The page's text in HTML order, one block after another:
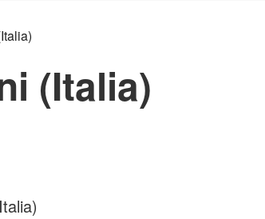
(Italia)